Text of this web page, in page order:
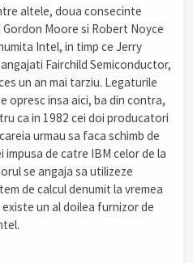
altele, doua consecinte
Moore si Robert Noyce
Intel, in timp ce Jerry
Fairchild Semiconductor,
un an mai tarziu. Legaturile
opresc insa aici, ba din contra,
ca in 1982 cei doi producatori
urmau sa faca schimb de
de catre IBM celor de la
se angaja sa utilizeze
de calcul denumit la vremea
un al doilea furnizor de